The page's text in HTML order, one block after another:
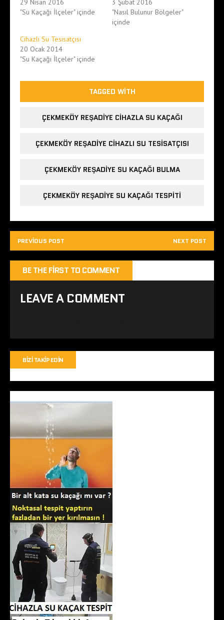
29 Nisan 2016
"Su Kaçağı İlçeler" içinde
3 Şubat 2016
"Nasıl Bulunur Bölgeler"
içinde
Cihazlı Su Tesisatçısı
20 Ocak 2014
"Su Kaçağı İlçeler" içinde
TAGGED WITH
ÇEKMEKÖY REŞADIYE CIHAZLA SU KAÇAĞI
ÇEKMEKÖY REŞADIYE CIHAZLI SU TESISATÇISI
ÇEKMEKÖY REŞADIYE SU KAÇAĞI BULMA
ÇEKMEKÖY REŞADIYE SU KAÇAĞI TESPITI
PREVIOUS POST NEXT POST
BE THE FIRST TO COMMENT
LEAVE A COMMENT
BIZI TAKIP EDIN